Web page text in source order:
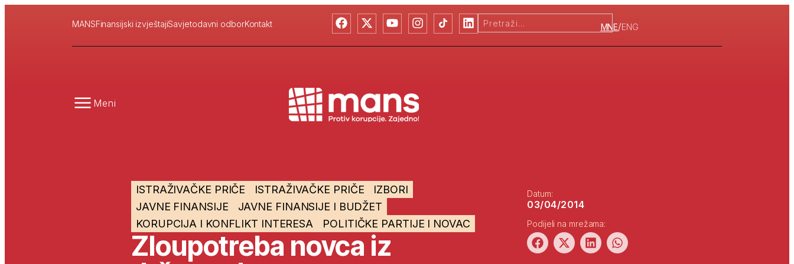
MANSFinansijski izvještajiSavjetodavni odborKontakt MNE/ENG
Meni
ISTRAŽIVAČKE PRIČE ISTRAŽIVAČKE PRIČE
IZBORI
JAVNE FINANSIJE
JAVNE FINANSIJE I BUDŽET
KORUPCIJA I KONFLIKT INTERESA
POLITIČKE PARTIJE I NOVAC
Zloupotreba novca iz
Datum:
03/04/2014
Podijeli na mrežama: